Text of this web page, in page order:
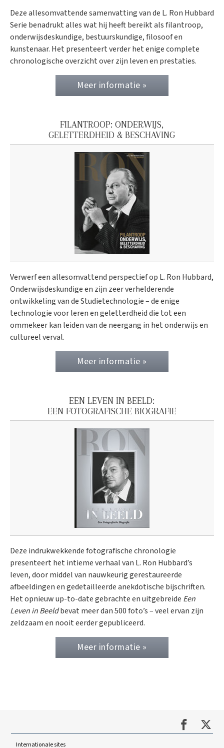
Deze allesomvattende samenvatting van de L. Ron Hubbard
Serie benadrukt alles wat hij heeft bereikt als filantroop,
onderwijsdeskundige, bestuurskundige, filosoof en
kunstenaar. Het presenteert verder het enige complete
chronologische overzicht over zijn leven en prestaties.
Meer informatie »
FILANTROOP: ONDERWIJS,
GELETTERDHEID & BESCHAVING
Verwerf een allesomvattend perspectief op L. Ron Hubbard,
Onderwijs­deskundige en zijn zeer verhelderende
ontwikkeling van de Studietechnologie – de enige
technologie voor leren en geletterdheid die tot een
ommekeer kan leiden van de neergang in het onderwijs en
cultureel verval.
Meer informatie »
EEN LEVEN IN BEELD:
EEN FOTOGRAFISCHE BIOGRAFIE
Deze indrukwekkende fotografische chronologie
presenteert het intieme verhaal van L. Ron Hubbard’s
leven, door middel van nauwkeurig gerestaureerde
afbeeldingen en gedetailleerde anekdotische bijschriften.
Het opnieuw up-to-date gebrachte en uitgebreide Een
Leven in Beeldbevat meer dan 500 foto’s – veel ervan zijn
zeldzaam en nooit eerder gepubliceerd.
Meer informatie »
Internationale sites